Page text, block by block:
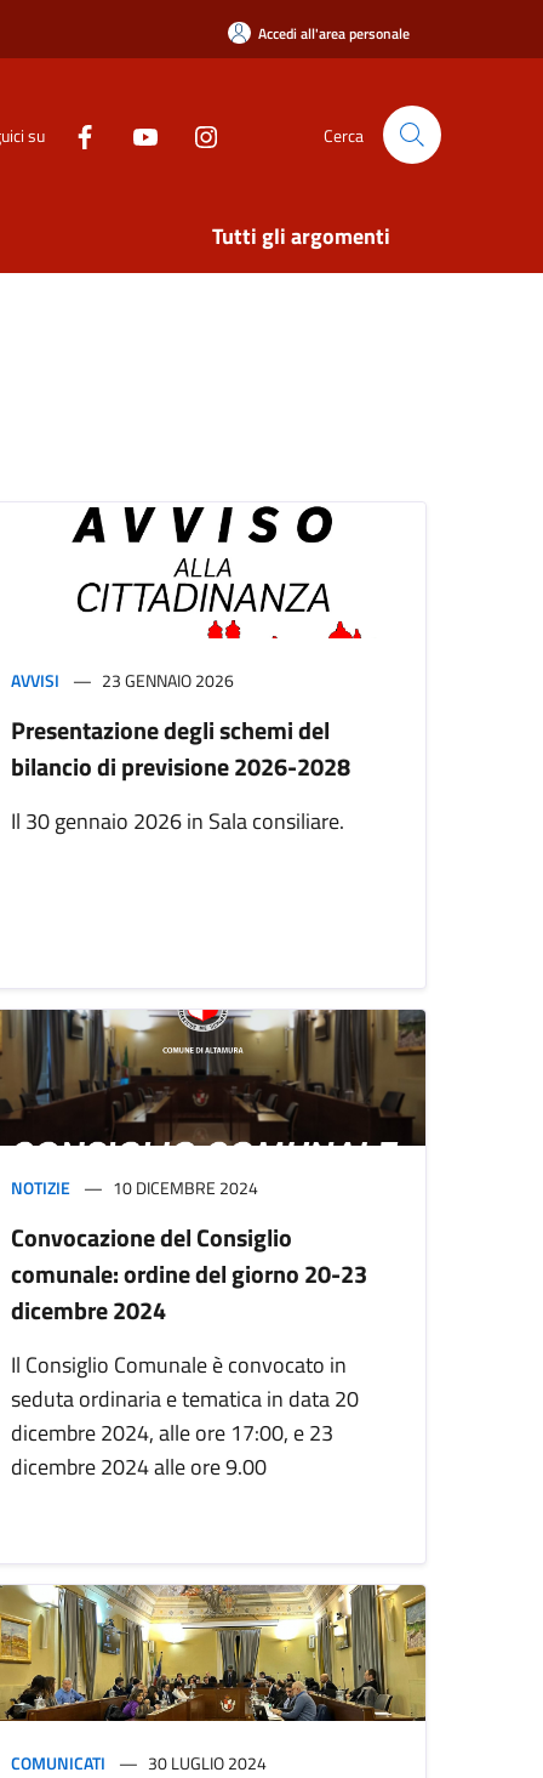
Accedi all'area personale
su Cerca
Tutti gli argomenti
AVVISI 23 GENNAIO 2026
Presentazione degli schemi del
bilancio di previsione 2026-2028
Il 30 gennaio 2026 in Sala consiliare.
NOTIZIE 10 DICEMBRE 2024
Convocazione del Consiglio
comunale: ordine del giorno 20-23
dicembre 2024
Il Consiglio Comunale è convocato in
seduta ordinaria e tematica in data 20
dicembre 2024, alle ore 17:00, e 23
dicembre 2024 alle ore 9.00
COMUNICATI 30 LUGLIO 2024